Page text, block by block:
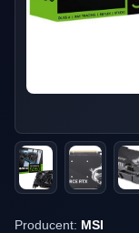
Producent: MSI